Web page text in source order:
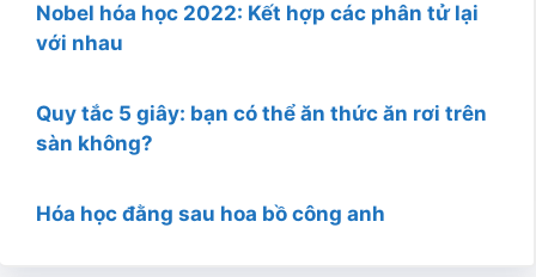
Nobel hóa học 2022: Kết hợp các phân tử lại
với nhau
Quy tắc 5 giây: bạn có thể ăn thức ăn rơi trên
sàn không?
Hóa học đằng sau hoa bồ công anh